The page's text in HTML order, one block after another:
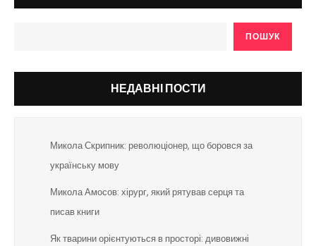
ПОШУК
НЕДАВНІ ПОСТИ
Микола Скрипник: революціонер, що боровся за
українську мову
Микола Амосов: хірург, який рятував серця та
писав книги
Як тварини орієнтуються в просторі: дивовижні